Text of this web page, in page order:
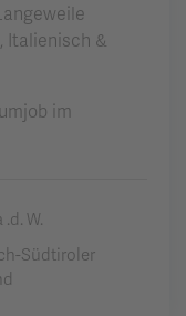
Italienisch &
im
W.
Südtiroler